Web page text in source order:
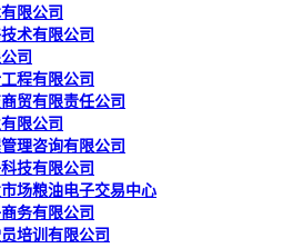
限公司
术有限公司
司
程有限公司
贸有限责任公司
限公司
理咨询有限公司
技有限公司
场粮油电子交易中心
务有限公司
培训有限公司